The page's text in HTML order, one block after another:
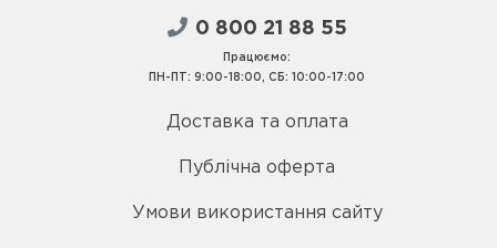
0 800 21 88 55
Працюємо:
ПН-ПТ: 9:00-18:00, СБ: 10:00-17:00
Доставка та оплата
Публічна оферта
Умови використання сайту